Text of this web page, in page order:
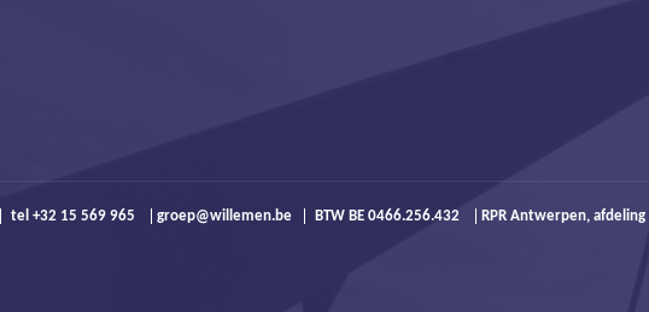
tel +32 15 569 965 groep@willemen.be BTW BE 0466.256.432 RPR Antwerpen,